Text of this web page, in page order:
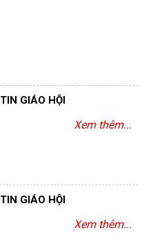
TIN GIÁO HỘI
Xem thêm...
TIN GIÁO HỘI
Xem thêm...